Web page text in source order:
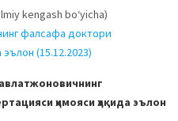
kengash bo‘yicha)
фалсафа доктори
эълон (15.12.2023)
ҳимояси ҳақида эълон